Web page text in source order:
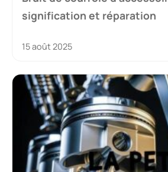
signification et réparation
15 août 2025